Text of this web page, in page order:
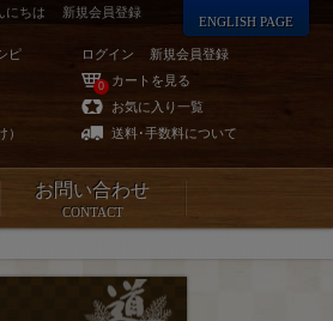
ピ
）
ログイン 新規会員登録
0
カートを見る
お気に入り一覧
送料･手数料について
にちは 新規会員登録
ENGLISH PAGE
お問い合わせ
CONTACT